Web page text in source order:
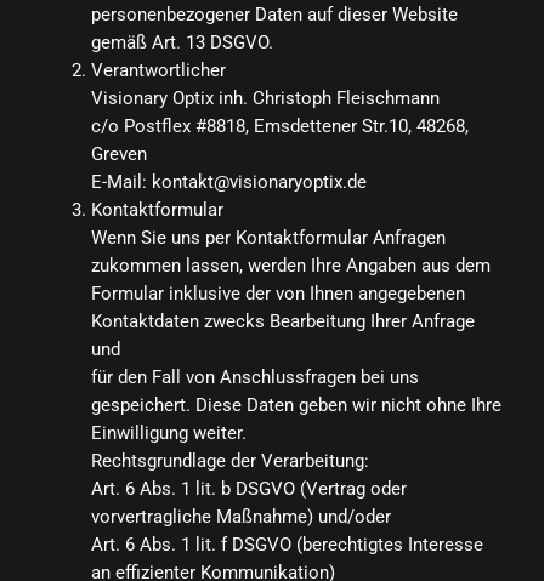
personenbezogener Daten auf dieser Website
gemäß Art. 13 DSGVO.
Verantwortlicher
Visionary Optix inh. Christoph Fleischmann
c/o Postflex #8818, Emsdettener Str.10, 48268,
Greven
E-Mail: kontakt@visionaryoptix.de
Kontaktformular
Wenn Sie uns per Kontaktformular Anfragen
zukommen lassen, werden Ihre Angaben aus dem
Formular inklusive der von Ihnen angegebenen
Kontaktdaten zwecks Bearbeitung Ihrer Anfrage
und
für den Fall von Anschlussfragen bei uns
gespeichert. Diese Daten geben wir nicht ohne Ihre
Einwilligung weiter.
Rechtsgrundlage der Verarbeitung:
Art. 6 Abs. 1 lit. b DSGVO (Vertrag oder
vorvertragliche Maßnahme) und/oder
Art. 6 Abs. 1 lit. f DSGVO (berechtigtes Interesse
an effizienter Kommunikation)